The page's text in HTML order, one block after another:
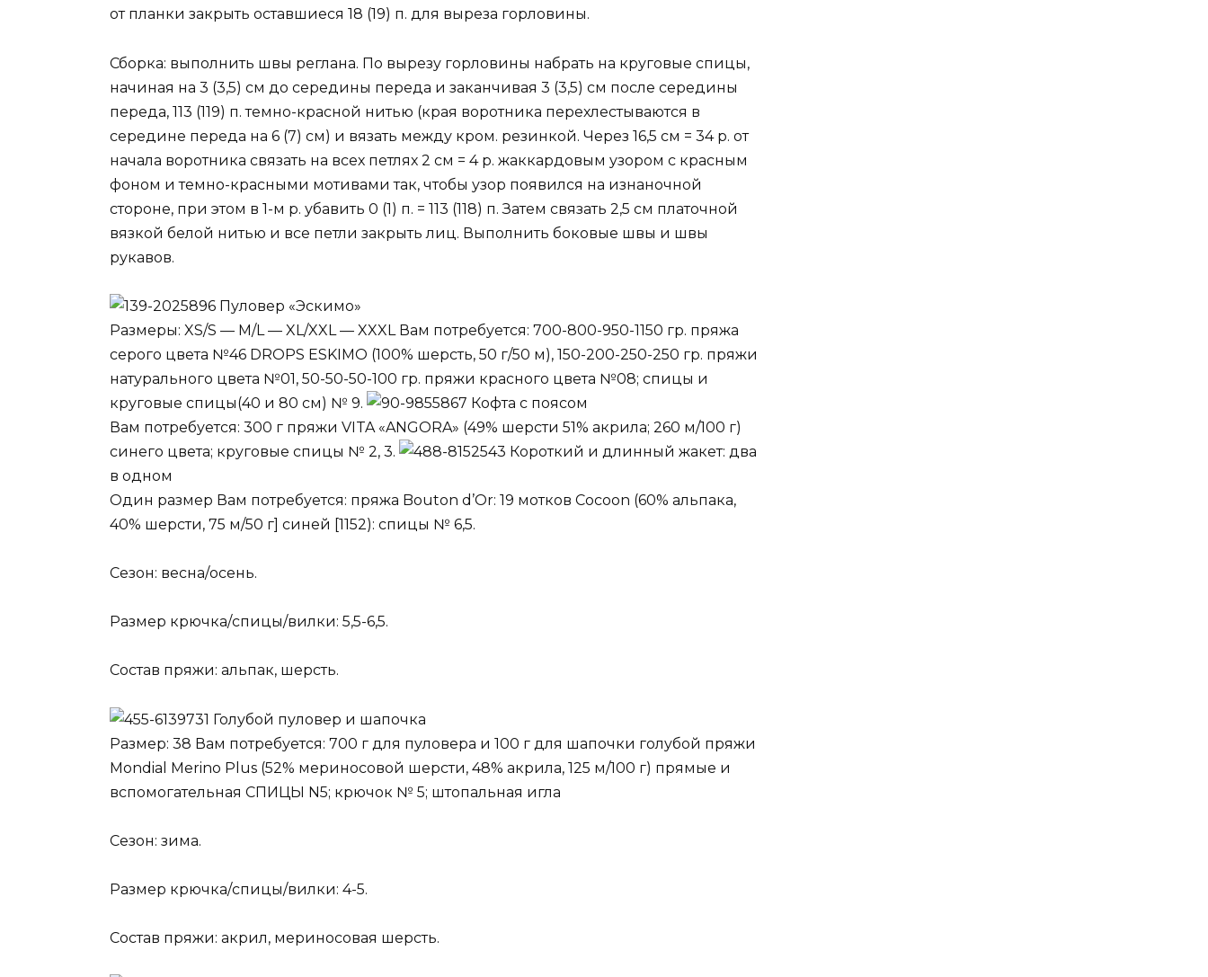
от планки закрыть оставшиеся 18 (19) п. для выреза горловины.
Сборка: выполнить швы реглана. По вырезу горловины набрать на круговые спицы,
начиная на 3 (3,5) см до середины переда и заканчивая 3 (3,5) см после середины
переда, 113 (119) п. темно-красной нитью (края воротника перехлестываются в
середине переда на 6 (7) см) и вязать между кром. резинкой. Через 16,5 см = 34 р. от
начала воротника связать на всех петлях 2 см = 4 р. жаккардовым узором с красным
фоном и темно-красными мотивами так, чтобы узор появился на изнаночной
стороне, при этом в 1-м р. убавить 0 (1) п. = 113 (118) п. Затем связать 2,5 см платочной
вязкой белой нитью и все петли закрыть лиц. Выполнить боковые швы и швы
рукавов.
Пуловер «Эскимо»
Размеры: XS/S — M/L — XL/XXL — XXXL Вам потребуется: 700-800-950-1150 гр. пряжа
серого цвета №46 DROPS ESKIMO (100% шерсть, 50 г/50 м), 150-200-250-250 гр. пряжи
натурального цвета №01, 50-50-50-100 гр. пряжи красного цвета №08; спицы и
круговые спицы(40 и 80 см) № 9.
Кофта с поясом
Вам потребуется: 300 г пряжи VITA «ANGORA» (49% шерсти 51% акрила; 260 м/100 г)
синего цвета; круговые спицы № 2, 3.
Короткий и длинный жакет: два
в одном
Один размер Вам потребуется: пряжа Bouton d’Or: 19 мотков Cocoon (60% альпака,
40% шерсти, 75 м/50 г] синей [1152): спицы № 6,5.
Сезон: весна/осень.
Размер крючка/спицы/вилки: 5,5-6,5.
Состав пряжи: альпак, шерсть.
Голубой пуловер и шапочка
Размер: 38 Вам потребуется: 700 г для пуловера и 100 г для шапочки голубой пряжи
Mondial Merino Plus (52% мериносовой шерсти, 48% акрила, 125 м/100 г) прямые и
вспомогательная СПИЦЫ N5; крючок № 5; штопальная игла
Сезон: зима.
Размер крючка/спицы/вилки: 4-5.
Состав пряжи: акрил, мериносовая шерсть.